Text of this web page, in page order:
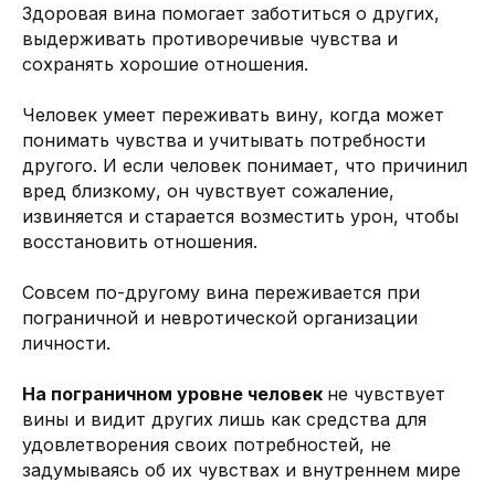
Здоровая вина помогает заботиться о других,
выдерживать противоречивые чувства и
сохранять хорошие отношения.
Человек умеет переживать вину, когда может
понимать чувства и учитывать потребности
другого. И если человек понимает, что причинил
вред близкому, он чувствует сожаление,
извиняется и старается возместить урон, чтобы
восстановить отношения.
Совсем по-другому вина переживается при
пограничной и невротической организации
личности.
На пограничном уровне человек не чувствует
вины и видит других лишь как средства для
удовлетворения своих потребностей, не
задумываясь об их чувствах и внутреннем мире